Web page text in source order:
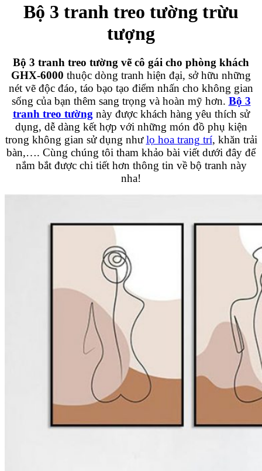
Bộ 3 tranh treo tường trừu
tượng
Bộ 3 tranh treo tường vẽ cô gái cho phòng khách
GHX-6000 thuộc dòng tranh hiện đại, sở hữu những
nét vẽ độc đáo, táo bạo tạo điểm nhấn cho không gian
sống của bạn thêm sang trọng và hoàn mỹ hơn. Bộ 3
tranh treo tường này được khách hàng yêu thích sử
dụng, dễ dàng kết hợp với những món đồ phụ kiện
trong không gian sử dụng nhưlọ hoa trang trí, khăn trải
bàn,…. Cùng chúng tôi tham khảo bài viết dưới đây để
nắm bắt được chi tiết hơn thông tin về bộ tranh này
nha!